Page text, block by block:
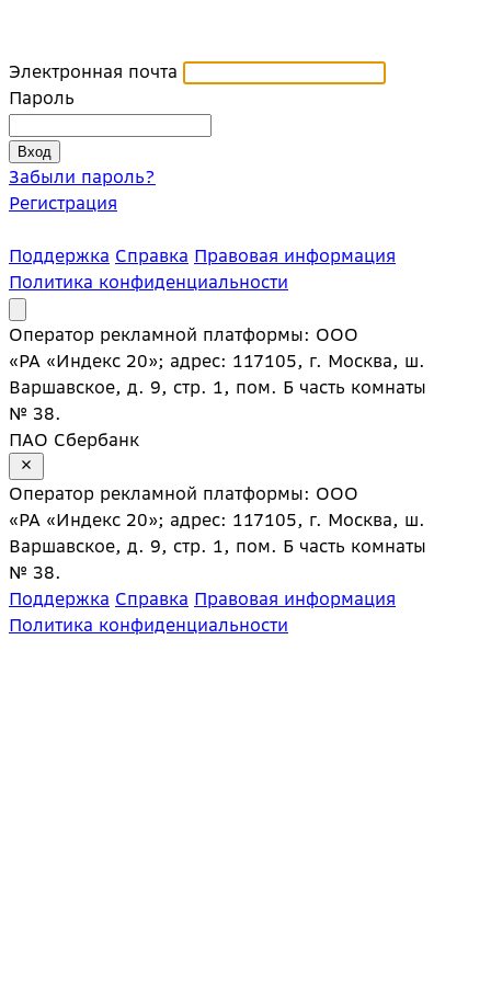
Электронная почта
Пароль
Забыли пароль?
Регистрация
Поддержка Справка Правовая информация
Политика конфиденциальности
Оператор рекламной платформы: ООО
«РА «Индекс 20»; адрес: 117105, г. Москва, ш.
Варшавское, д. 9, стр. 1, пом. Б часть комнаты
№ 38.
ПАО Сбербанк
Оператор рекламной платформы: ООО
«РА «Индекс 20»; адрес: 117105, г. Москва, ш.
Варшавское, д. 9, стр. 1, пом. Б часть комнаты
№ 38.
Поддержка Справка Правовая информация
Политика конфиденциальности